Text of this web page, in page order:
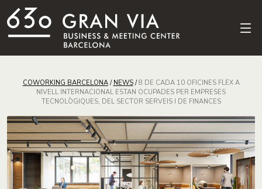
COWORKING BARCELONA/ NEWS/8 DE CADA 10 OFICINES FLEX A
NIVELL INTERNACIONAL ESTAN OCUPADES PER EMPRESES
TECNOLÒGIQUES, DEL SECTOR SERVEIS I DE FINANCES